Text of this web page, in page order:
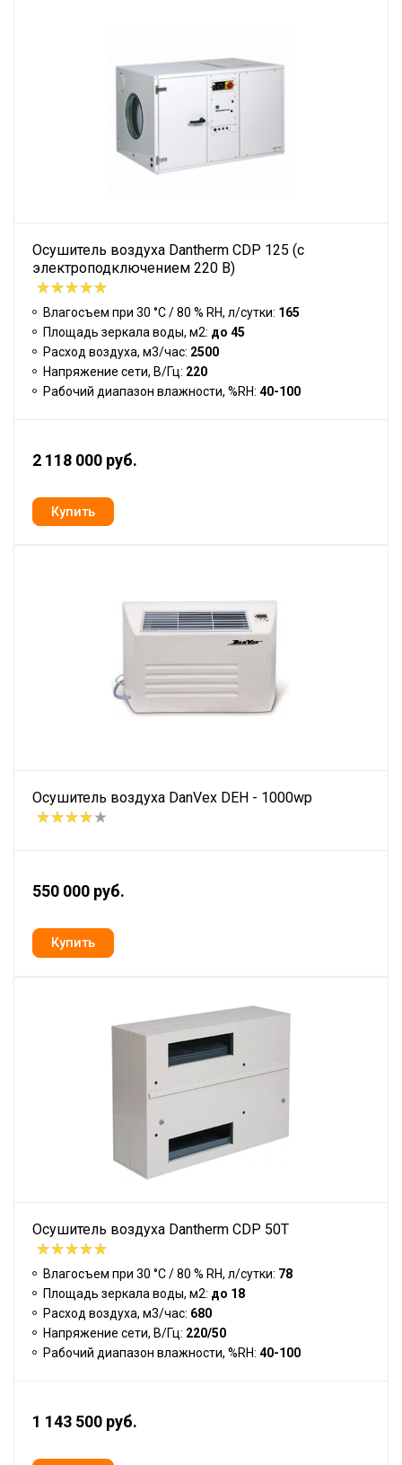
Осушитель воздуха Dantherm CDP 125 (с
электроподключением 220 В)
Влагосъем при 30 °С / 80 % RH, л/сутки: 165
Площадь зеркала воды, м2: до 45
Расход воздуха, м3/час: 2500
Напряжение сети, В/Гц: 220
Рабочий диапазон влажности, %RH: 40-100
2 118 000 руб.
Осушитель воздуха DanVex DEH - 1000wp
550 000 руб.
Осушитель воздуха Dantherm CDP 50T
Влагосъем при 30 °С / 80 % RH, л/сутки: 78
Площадь зеркала воды, м2: до 18
Расход воздуха, м3/час: 680
Напряжение сети, В/Гц: 220/50
Рабочий диапазон влажности, %RH: 40-100
1 143 500 руб.